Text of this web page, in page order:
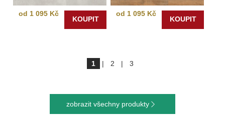
od 1 095 Kč
KOUPIT
od 1 095 Kč
KOUPIT
1 | 2 | 3
zobrazit všechny produkty